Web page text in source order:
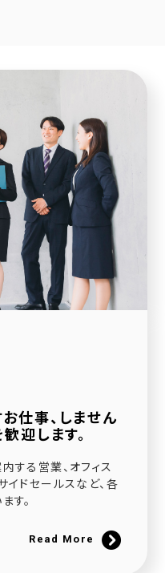
ポート活動報告
！
た！
た！
を制作いたしました
売を開始しました！
を制作いたしました
仕事、しません
迎します。
する営業、オフィス
イドセールスなど、各
す。
Read More